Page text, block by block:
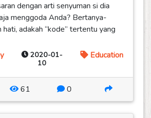
dengan arti senyuman si dia
menggoda Anda? Bertanya-
hati, adakah “kode” tertentu yang
2020-01-
10
Education
61 0